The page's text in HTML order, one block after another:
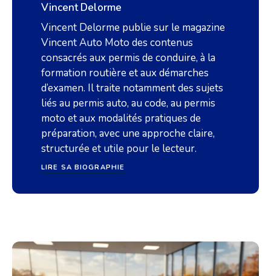
Vincent Delorme
Vincent Delorme publie sur le magazine
Vincent Auto Moto des contenus
consacrés aux permis de conduire, à la
formation routière et aux démarches
d’examen. Il traite notamment des sujets
liés au permis auto, au code, au permis
moto et aux modalités pratiques de
préparation, avec une approche claire,
structurée et utile pour le lecteur.
LIRE SA BIOGRAPHIE